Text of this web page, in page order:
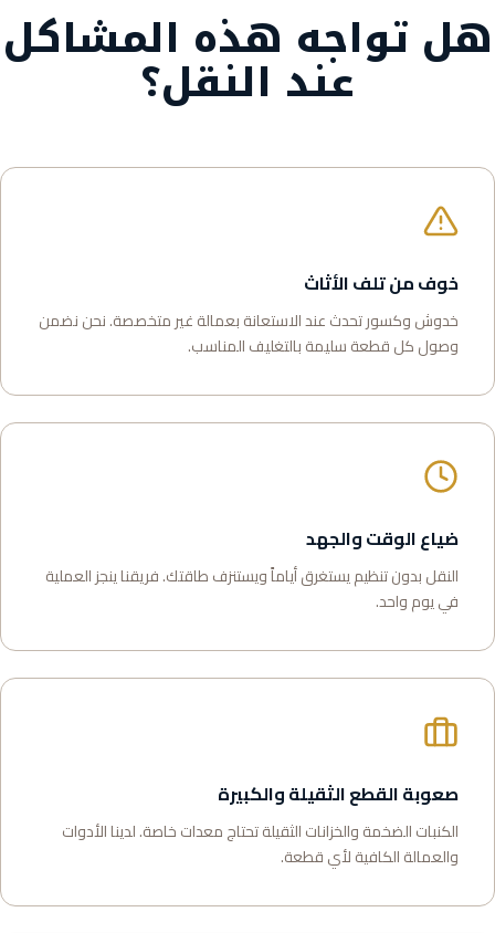
هل تواجه هذه المشاكل
عند النقل؟
خوف من تلف الأثاث
خدوش وكسور تحدث عند الاستعانة بعمالة غير متخصصة. نحن نضمن
وصول كل قطعة سليمة بالتغليف المناسب.
ضياع الوقت والجهد
النقل بدون تنظيم يستغرق أياماً ويستنزف طاقتك. فريقنا ينجز العملية
في يوم واحد.
صعوبة القطع الثقيلة والكبيرة
الكنبات الضخمة والخزانات الثقيلة تحتاج معدات خاصة. لدينا الأدوات
والعمالة الكافية لأي قطعة.